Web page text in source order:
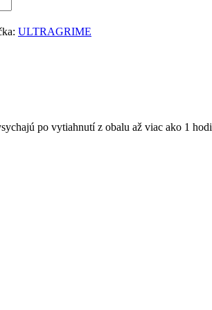
ULTRAGRIME
po vytiahnutí z obalu až viac ako 1